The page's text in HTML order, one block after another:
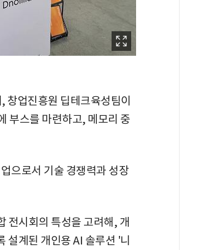
창업진흥원 딥테크육성팀이
부스를 마련하고, 메모리 중
으로서 기술 경쟁력과 성장
전시회의 특성을 고려해, 개
설계된 개인용 AI 솔루션 '니